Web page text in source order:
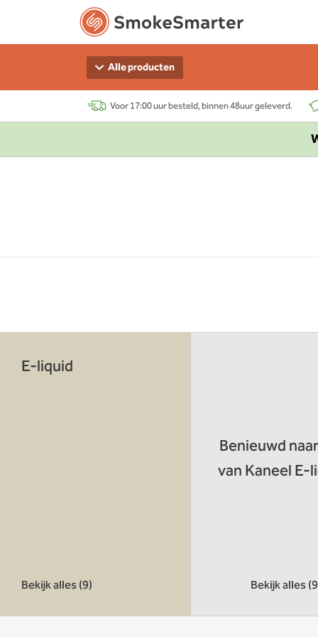
Alle producten
Voor 17:00 uur besteld, binnen 48uur geleverd.
E-liquid
Bekijk alles (9)
Benieuwd
van Kaneel E-
Bekijk alles